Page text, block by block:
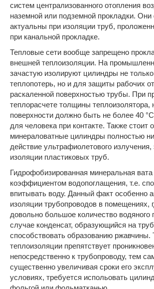
систем централизованного отопления
наземной или подземной прокладки. Они
актуальны при изоляции труб,
при канальной прокладке.
Тепловые сети вообще запрещено
внешней теплоизоляции. На
зачастую изолируют цилиндры не
теплопотерь, но и для защиты рабочих
раскаленной поверхностью трубы. При
теплорасчете толщины теплоизолятора,
поверхности должно быть не более 40
для человека при контакте. Также стоит
минераловатные цилиндры полностью
действие ультрафиолетового
изоляции пластиковых труб.
Гидрофобизированная минеральная
коэффициентом водопоглащения, т.е.
впитывать воду. Данный факт особенно
изоляции трубопроводов в помещениях,
довольно большое количество водяного
случае конденсат, образующийся на
способствовать образованию ржавчины.
теплоизоляции препятствует
непосредственно к трубопроводу, тем
существенно увеличивая сроки его
условиях, требуется испольовать